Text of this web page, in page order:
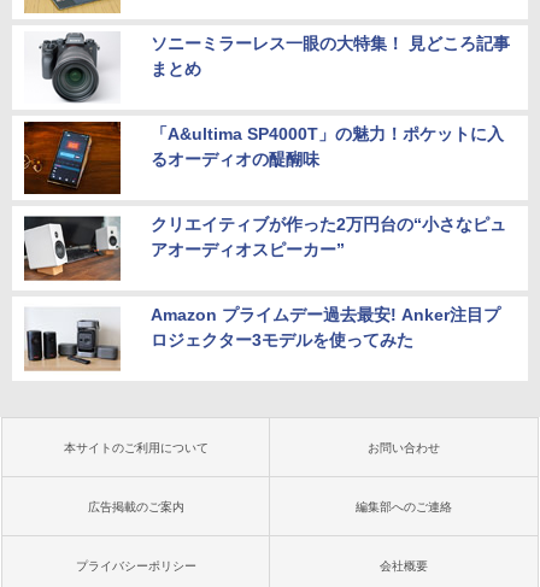
ソニーミラーレス一眼の大特集！ 見どころ記事
まとめ
「A&ultima SP4000T」の魅力！ポケットに入
るオーディオの醍醐味
クリエイティブが作った2万円台の“小さなピュ
アオーディオスピーカー”
Amazon プライムデー過去最安! Anker注目プ
ロジェクター3モデルを使ってみた
本サイトのご利用について お問い合わせ
広告掲載のご案内 編集部へのご連絡
プライバシーポリシー 会社概要